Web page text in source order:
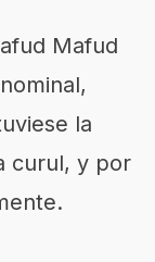
Mafud
la
curul, y por